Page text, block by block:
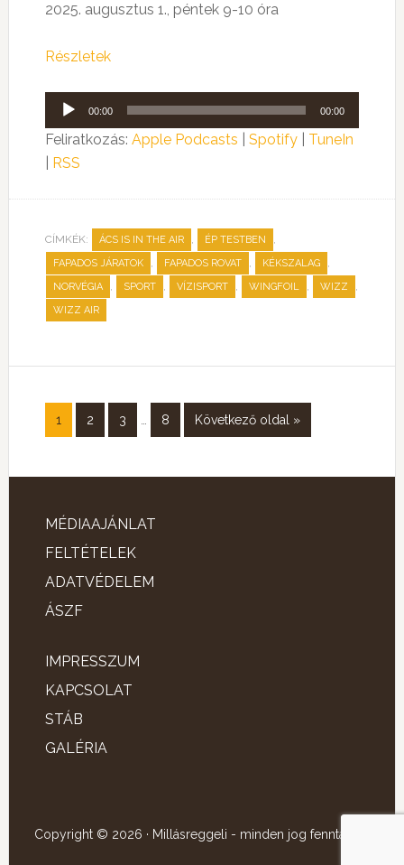
2025. augusztus 1., péntek 9-10 óra
Részletek
Audió
lejátszó
00:00 00:00
Feliratkozás: Apple Podcasts Spotify| TuneIn
RSS
CÍMKÉK: ÁCS IS IN THE AIR , ÉP TESTBEN ,
FAPADOS JÁRATOK , FAPADOS ROVAT , KÉKSZALAG ,
NORVÉGIA , SPORT , VÍZISPORT , WINGFOIL , WIZZ ,
WIZZ AIR
1 2 3 8 Következő oldal »
MÉDIAAJÁNLAT
FELTÉTELEK
ADATVÉDELEM
ÁSZF
IMPRESSZUM
KAPCSOLAT
STÁB
GALÉRIA
Copyright © 2026 · Millásreggeli - minden jog fenntartva!